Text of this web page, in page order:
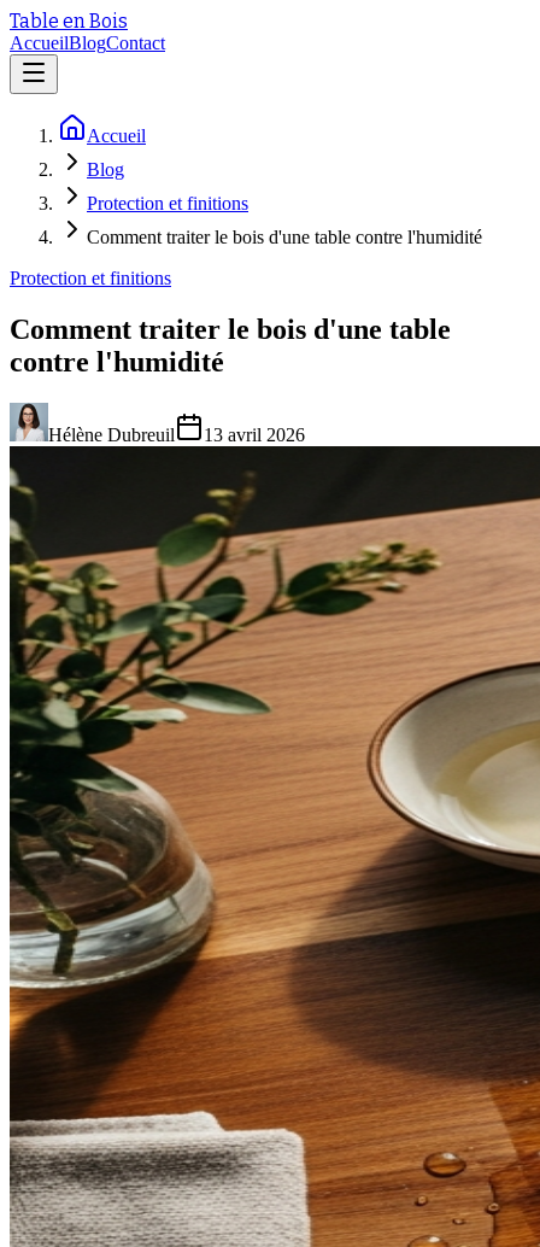
Table en Bois
AccueilBlogContact
Accueil
Blog
Protection et finitions
Comment traiter le bois d'une table contre l'humidité
Protection et finitions
Comment traiter le bois d'une table
contre l'humidité
Hélène Dubreuil 13 avril 2026